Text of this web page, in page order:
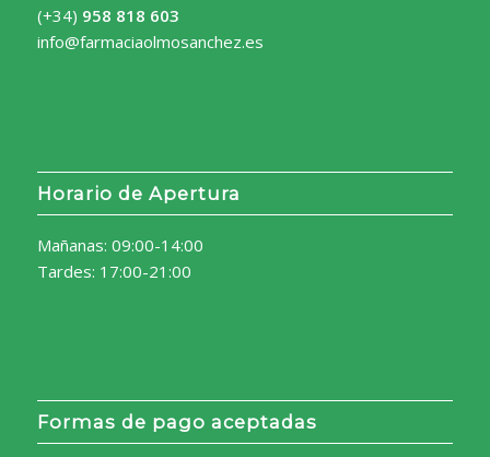
(+34) 958 818 603
info@farmaciaolmosanchez.es
Horario de Apertura
Mañanas: 09:00-14:00
Tardes: 17:00-21:00
Formas de pago aceptadas